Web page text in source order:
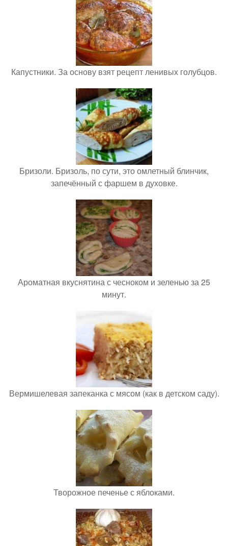
Капустники. За основу взят рецепт ленивых голубцов.
Бризоли. Бризоль, по сути, это омлетный блинчик,
запечённый с фаршем в духовке.
Ароматная вкуснятина с чесноком и зеленью за 25
минут.
Вермишелевая запеканка с мясом (как в детском саду).
Творожное печенье с яблоками.